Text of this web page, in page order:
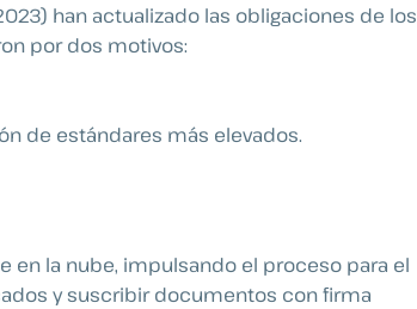
han actualizado las obligaciones de los
por dos motivos:
de estándares más elevados.
en la nube, impulsando el proceso para el
y suscribir documentos con firma